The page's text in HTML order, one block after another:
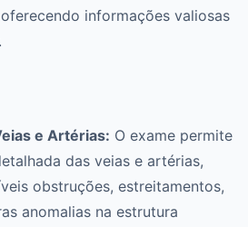
informações valiosas
e Artérias: O exame permite
das veias e artérias,
obstruções, estreitamentos,
anomalias na estrutura